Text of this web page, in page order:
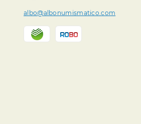
albo@albonumismatico.com